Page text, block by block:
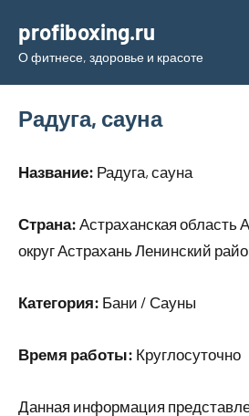
содержимому
profiboxing.ru
О фитнесе, здоровье и красоте
Радуга, сауна
Название: Радуга, сауна
Страна: Астраханская область
округ Астрахань Ленинский
Категория: Бани / Сауны
Время работы: Круглосуточно
Данная информация